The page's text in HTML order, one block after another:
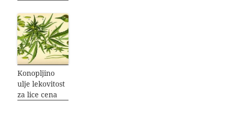
Konopljino
ulje lekovitost
za lice cena